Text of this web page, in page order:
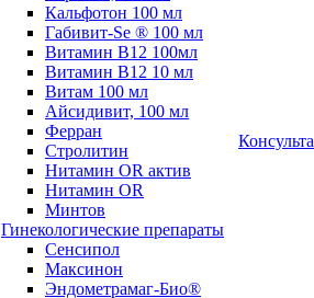
Кальфотон 100 мл
Габивит-Se ® 100 мл
Витамин В12 100мл
Витамин В12 10 мл
Витам 100 мл
Айсидивит, 100 мл
Ферран
Стролитин
Нитамин OR актив
Нитамин OR
Минтов
Гинекологические препараты
Сенсипол
Максинон
Эндометрамаг-Био®